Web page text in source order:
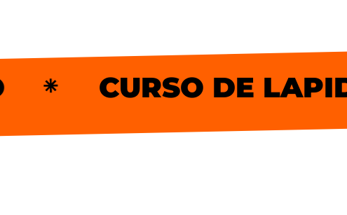
CURSO DE LAPIDAÇÃO